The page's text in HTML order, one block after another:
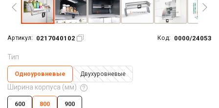
Артикул: 0217040102 Код: 0000/24053
Тип
Одноуровневые Двухуровневые
Ширина корпуса (мм)
600 800 900